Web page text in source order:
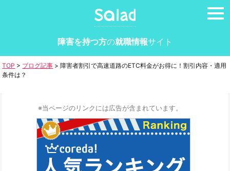
障害を持つ方の就職情報サイト
TOP > ブログ記事 >障害者割引で高速道路のETC料金がお得に！割引内容・適用
条件は？
※当ページのリンクには広告が含まれています。